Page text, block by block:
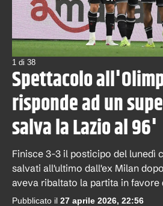
1 di 38
Spettacolo
risponde ad un
salva la Lazio al 96'
Finisce 3-3 il posticipo del lunedì
salvati all'ultimo dall'ex Milan
aveva ribaltato la partita in favore
Pubblicato il 27 aprile 2026, 22:56